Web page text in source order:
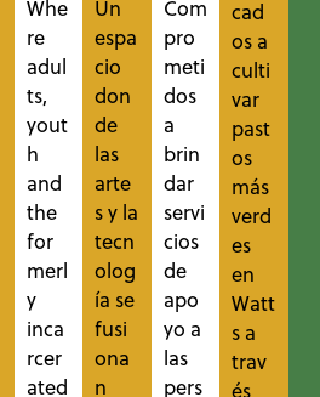
Whe
re
adul
ts,
yout
h
and
the
for
merl
y
inca
rcer
ated
Un
espa
cio
don
de
las
arte
s y la
tecn
olog
ía se
fusi
ona
n
Com
pro
meti
dos
a
brin
dar
servi
cios
de
apo
yo a
las
pers
cad
os a
culti
var
past
os
más
verd
es
en
Watt
s a
trav
és